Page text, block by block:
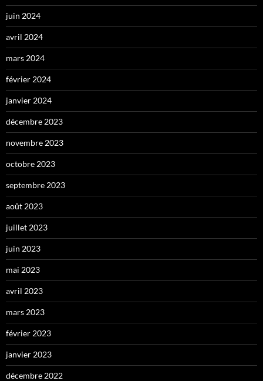
juin 2024
avril 2024
mars 2024
février 2024
janvier 2024
décembre 2023
novembre 2023
octobre 2023
septembre 2023
août 2023
juillet 2023
juin 2023
mai 2023
avril 2023
mars 2023
février 2023
janvier 2023
décembre 2022